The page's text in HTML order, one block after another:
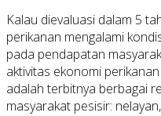
Kalau dievaluasi dalam 5
perikanan mengalami
pada pendapatan
aktivitas ekonomi
adalah terbitnya berbagai
masyarakat pesisir: